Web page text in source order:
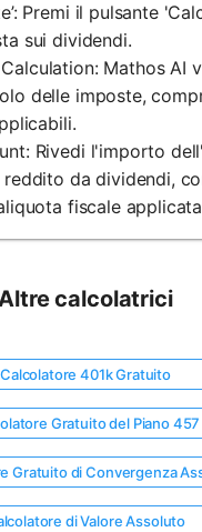
Premi il pulsante
sui dividendi.
Mathos AI
delle imposte,
Rivedi l'importo
da dividendi,
fiscale
calcolatrici
Calcolatore 401k Gratuito
Gratuito del Piano 457
Gratuito di Convergenza
di Valore Assoluto